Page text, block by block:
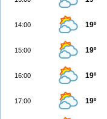
14:00 19º
15:00 19º
16:00 19º
17:00 19º